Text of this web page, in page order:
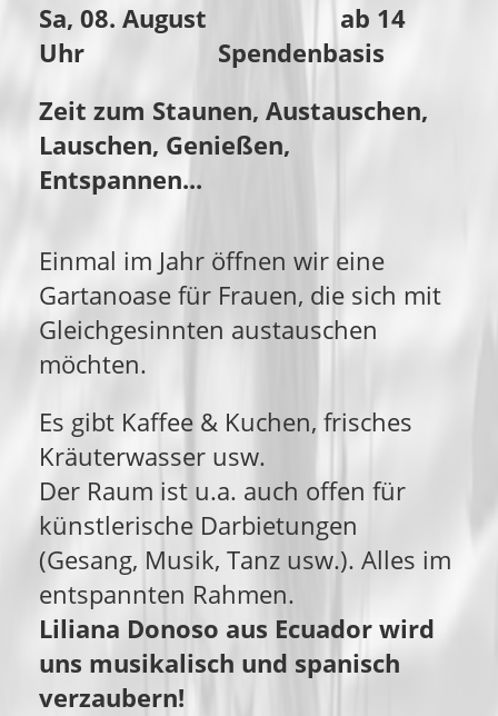
Sa, 08. August ab 14
Uhr Spendenbasis
Zeit zum Staunen, Austauschen,
Lauschen, Genießen,
Entspannen...
Einmal im Jahr öffnen wir eine
Gartanoase für Frauen, die sich mit
Gleichgesinnten austauschen
möchten.
Es gibt Kaffee & Kuchen, frisches
Kräuterwasser usw.
Der Raum ist u.a. auch offen für
künstlerische Darbietungen
(Gesang, Musik, Tanz usw.). Alles im
entspannten Rahmen.
Liliana Donoso aus Ecuador wird
uns musikalisch und spanisch
verzaubern!